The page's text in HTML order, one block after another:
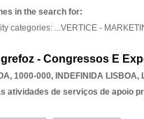
in the search for:
categories: ...VERTICE -
- Congressos E
1000-000, INDEFINIDA LISBOA,
atividades de serviços de apoio